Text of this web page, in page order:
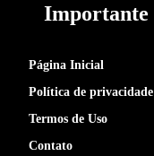
Importante
Página Inicial
Política de privacidade
Termos de Uso
Contato